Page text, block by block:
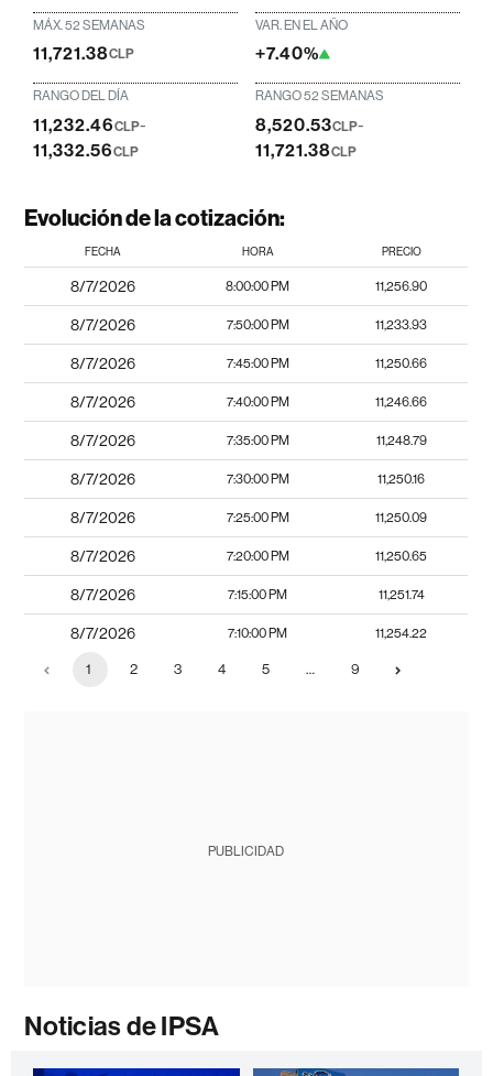
MÁX. 52 SEMANAS
11,721.38CLP
VAR. EN EL AÑO
+7.40%
RANGO DEL DÍA
11,232.46CLP-
11,332.56CLP
RANGO 52 SEMANAS
8,520.53CLP-
11,721.38CLP
Evolución de la cotización:
FECHA HORA PRECIO
8/7/2026 8:00:00 PM 11,256.90
8/7/2026 7:50:00 PM 11,233.93
8/7/2026 7:45:00 PM 11,250.66
8/7/2026 7:40:00 PM 11,246.66
8/7/2026 7:35:00 PM 11,248.79
8/7/2026 7:30:00 PM 11,250.16
8/7/2026 7:25:00 PM 11,250.09
8/7/2026 7:20:00 PM 11,250.65
8/7/2026 7:15:00 PM 11,251.74
8/7/2026 7:10:00 PM 11,254.22
1 2 3 4 5 … 9
PUBLICIDAD
Noticias de IPSA